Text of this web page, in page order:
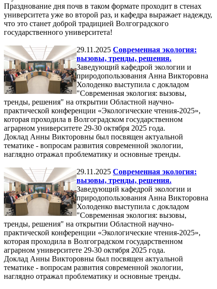
Празднование дня почв в таком формате проходит в стенах
университета уже во второй раз, и кафедра выражает надежду,
что это станет доброй традицией Волгоградского
государственного университета!
29.11.2025 Современная экология:
вызовы, тренды, решения.
Заведующий кафедрой экологии и
природопользования Анна Викторовна
Холоденко выступила с докладом
"Современная экология: вызовы,
тренды, решения" на открытии Областной научно-
практической конференции «Экологические чтения-2025»,
которая проходила в Волгоградском государственном
аграрном университете 29-30 октября 2025 года.
Доклад Анны Викторовны был посвящен актуальной
тематике - вопросам развития современной экологии,
наглядно отражал проблематику и основные тренды.
29.11.2025 Современная экология:
вызовы, тренды, решения.
Заведующий кафедрой экологии и
природопользования Анна Викторовна
Холоденко выступила с докладом
"Современная экология: вызовы,
тренды, решения" на открытии Областной научно-
практической конференции «Экологические чтения-2025»,
которая проходила в Волгоградском государственном
аграрном университете 29-30 октября 2025 года.
Доклад Анны Викторовны был посвящен актуальной
тематике - вопросам развития современной экологии,
наглядно отражал проблематику и основные тренды.